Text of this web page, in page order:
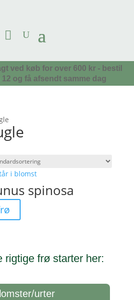
ved køb for over 600 kr - bestil
og få afsendt samme dag
spinosa
rigtige frø starter her:
urter